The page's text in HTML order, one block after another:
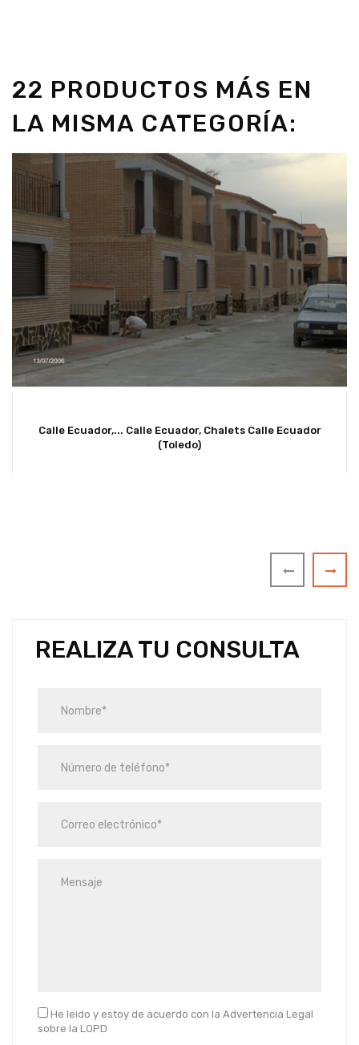
22 PRODUCTOS MÁS EN
LA MISMA CATEGORÍA:
Calle Ecuador,... Calle Ecuador, Chalets Calle Ecuador
(Toledo)
REALIZA TU CONSULTA
He leido y estoy de acuerdo con la Advertencia Legal
sobre la LOPD